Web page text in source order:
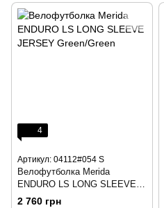
4
Артикул: 04112#054 S
Велофутболка Merida
ENDURO LS LONG SLEEVE
JERSEY Green/Green
2 760 грн